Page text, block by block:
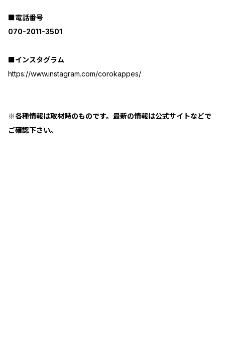
■電話番号
070-2011-3501
■インスタグラム
https://www.instagram.com/corokappes/
※各種情報は取材時のものです。最新の情報は公式サイトなどで
ご確認下さい。